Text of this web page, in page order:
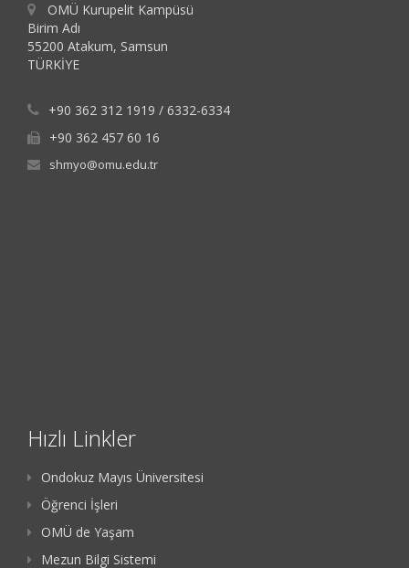
OMÜ Kurupelit Kampüsü
Birim Adı
55200 Atakum, Samsun
TÜRKİYE
+90 362 312 1919 / 6332-6334
+90 362 457 60 16
shmyo@omu.edu.tr
Hızlı Linkler
Ondokuz Mayıs Üniversitesi
Öğrenci İşleri
OMÜ de Yaşam
Mezun Bilgi Sistemi